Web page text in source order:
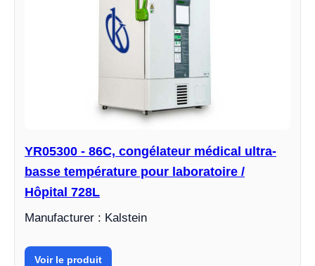
YR05300 - 86C, congélateur médical ultra-
basse température pour laboratoire /
Hôpital 728L
Manufacturer : Kalstein
Voir le produit